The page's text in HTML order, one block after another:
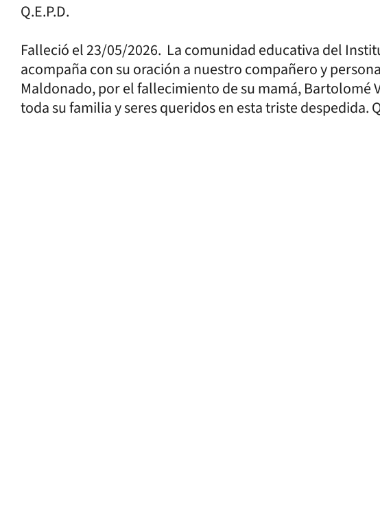
Q.E.P.D.
Falleció el 23/05/2026. La comunidad educativa del
acompaña con su oración a nuestro compañero y
Maldonado, por el fallecimiento de su mamá, Bartolomé
toda su familia y seres queridos en esta triste despedida.